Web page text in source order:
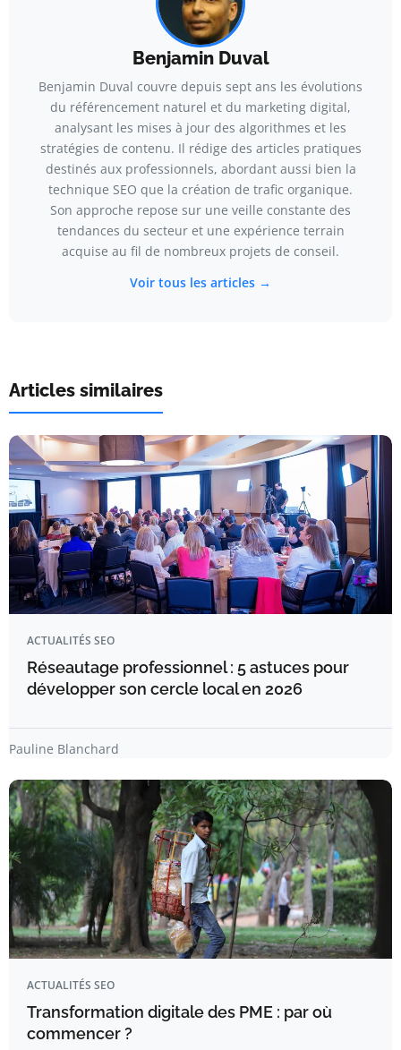
Benjamin Duval
Benjamin Duval couvre depuis sept ans les évolutions
du référencement naturel et du marketing digital,
analysant les mises à jour des algorithmes et les
stratégies de contenu. Il rédige des articles pratiques
destinés aux professionnels, abordant aussi bien la
technique SEO que la création de trafic organique.
Son approche repose sur une veille constante des
tendances du secteur et une expérience terrain
acquise au fil de nombreux projets de conseil.
Voir tous les articles →
Articles similaires
ACTUALITÉS SEO
Réseautage professionnel : 5 astuces pour
développer son cercle local en 2026
Pauline Blanchard
ACTUALITÉS SEO
Transformation digitale des PME : par où
commencer ?